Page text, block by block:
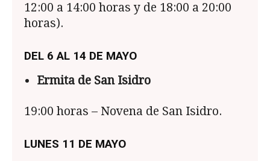
12:00 a 14:00 horas y de 18:00 a 20:00
horas).
DEL 6 AL 14 DE MAYO
Ermita de San Isidro
19:00 horas – Novena de San Isidro.
LUNES 11 DE MAYO